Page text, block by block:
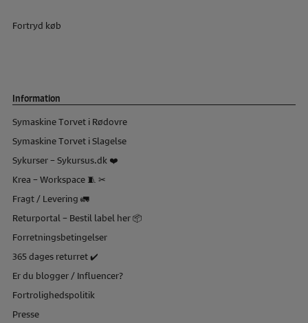
Fortryd køb
Information
Symaskine Torvet i Rødovre
Symaskine Torvet i Slagelse
Sykurser – Sykursus.dk ❤️
Krea – Workspace 🧵 ✂
Fragt / Levering 🚛
Returportal – Bestil label her 📦
Forretningsbetingelser
365 dages returret ✔️
Er du blogger / Influencer?
Fortrolighedspolitik
Presse